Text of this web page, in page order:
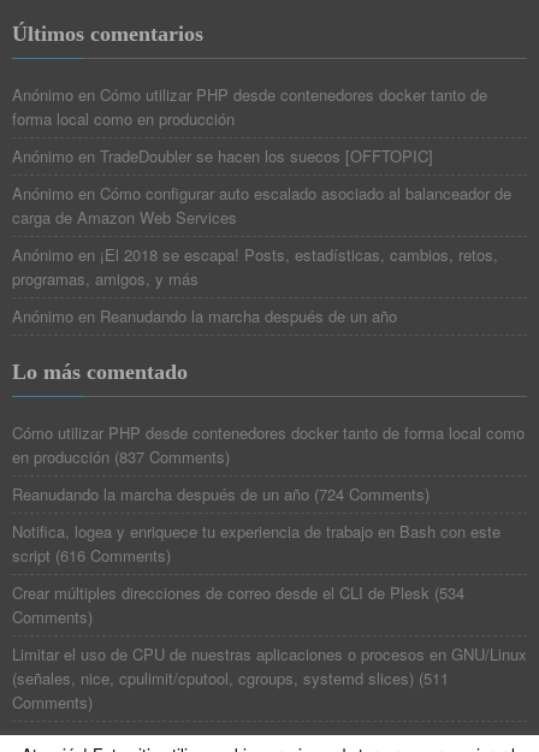
Últimos comentarios
Anónimo en Cómo utilizar PHP desde contenedores docker tanto de
forma local como en producción
Anónimo en TradeDoubler se hacen los suecos [OFFTOPIC]
Anónimo en Cómo configurar auto escalado asociado al balanceador de
carga de Amazon Web Services
Anónimo en ¡El 2018 se escapa! Posts, estadísticas, cambios, retos,
programas, amigos, y más
Anónimo en Reanudando la marcha después de un año
Lo más comentado
Cómo utilizar PHP desde contenedores docker tanto de forma local como
en producción (837 Comments)
Reanudando la marcha después de un año (724 Comments)
Notifica, logea y enriquece tu experiencia de trabajo en Bash con este
script (616 Comments)
Crear múltiples direcciones de correo desde el CLI de Plesk (534
Comments)
Limitar el uso de CPU de nuestras aplicaciones o procesos en GNU/Linux
(señales, nice, cpulimit/cputool, cgroups, systemd slices) (511
Comments)